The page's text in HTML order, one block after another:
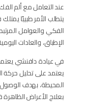
عند التعامل مع ألم
يتطلب الأمر طبيبًا
الفكي والعوامل
الإطباق، والعادات
في عيادة دافنشي
يعتمد على تحليل حركة
المحيطة، بهدف
بعلاج الأعراض